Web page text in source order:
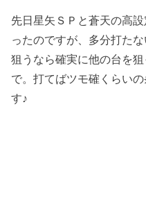
先日星矢ＳＰと蒼天の高
ったのですが、多分打た
狙うなら確実に他の台を
で。打てばツモ確くらい
す♪